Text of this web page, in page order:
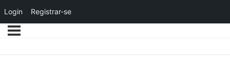
Login Registrar-se